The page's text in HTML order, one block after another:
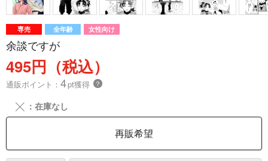
専売 全年齢 女性向け
余談ですが
495円（税込）
通販ポイント： 4pt獲得 ？
╳ ：在庫なし
再販希望